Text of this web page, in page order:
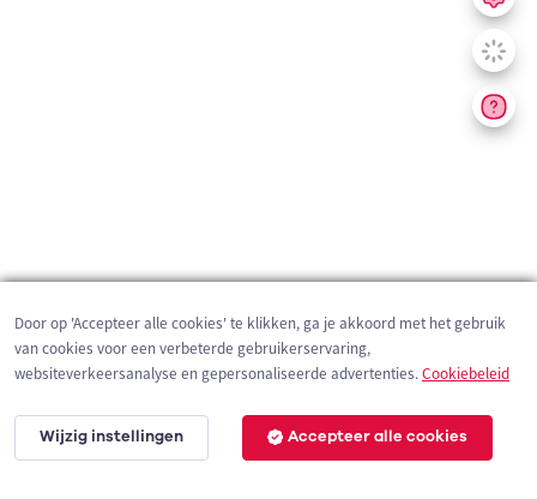
200 m
Door op 'Accepteer alle cookies' te klikken, ga je akkoord met het gebruik
van cookies voor een verbeterde gebruikerservaring,
websiteverkeersanalyse en gepersonaliseerde advertenties.Cookiebeleid
Wijzig instellingen Accepteer alle cookies